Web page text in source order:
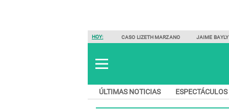
HOY: CASO LIZETH MARZANO JAIME BAYLY
ÚLTIMAS NOTICIAS ESPECTÁCULOS